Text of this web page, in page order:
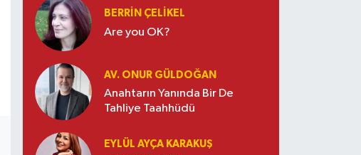
BERRIN ÇELIKEL
Are you OK?
AV. ONUR GÜLDOĞAN
Anahtarın Yanında Bir De
Tahliye Taahhüdü
EYLÜL AYÇA KARAKUŞ